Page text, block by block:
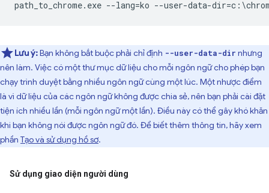
Lưu ý:Bạn không bắt buộc phải chỉ định --user-data-dir nhưng
nên làm. Việc có một thư mục dữ liệu cho mỗi ngôn ngữ cho phép bạn
chạy trình duyệt bằng nhiều ngôn ngữ cùng một lúc. Một nhược điểm
là vì dữ liệu của các ngôn ngữ không được chia sẻ, nên bạn phải cài đặt
tiện ích nhiều lần (mỗi ngôn ngữ một lần). Điều này có thể gây khó khăn
khi bạn không nói được ngôn ngữ đó. Để biết thêm thông tin, hãy xem
phần Tạo và sử dụng hồ sơ.
Sử dụng giao diện người dùng